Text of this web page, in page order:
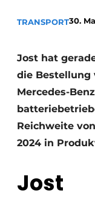
TRANSPORT30.
Jost hat
die Bestellung
Mercedes-
Reichweite
2024 in
Jost